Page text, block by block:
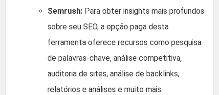
Semrush: Para obter insights mais profundos
sobre seu SEO, a opção paga desta
ferramenta oferece recursos como pesquisa
de palavras-chave, análise competitiva,
auditoria de sites, análise de backlinks,
relatórios e análises e muito mais.